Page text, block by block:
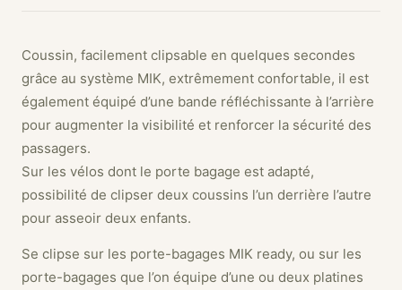
Coussin, facilement clipsable en quelques secondes
grâce au système MIK, extrêmement confortable, il est
également équipé d’une bande réfléchissante à l’arrière
pour augmenter la visibilité et renforcer la sécurité des
passagers.
Sur les vélos dont le porte bagage est adapté,
possibilité de clipser deux coussins l’un derrière l’autre
pour asseoir deux enfants.
Se clipse sur les porte-bagages MIK ready, ou sur les
porte-bagages que l’on équipe d’une ou deux platines